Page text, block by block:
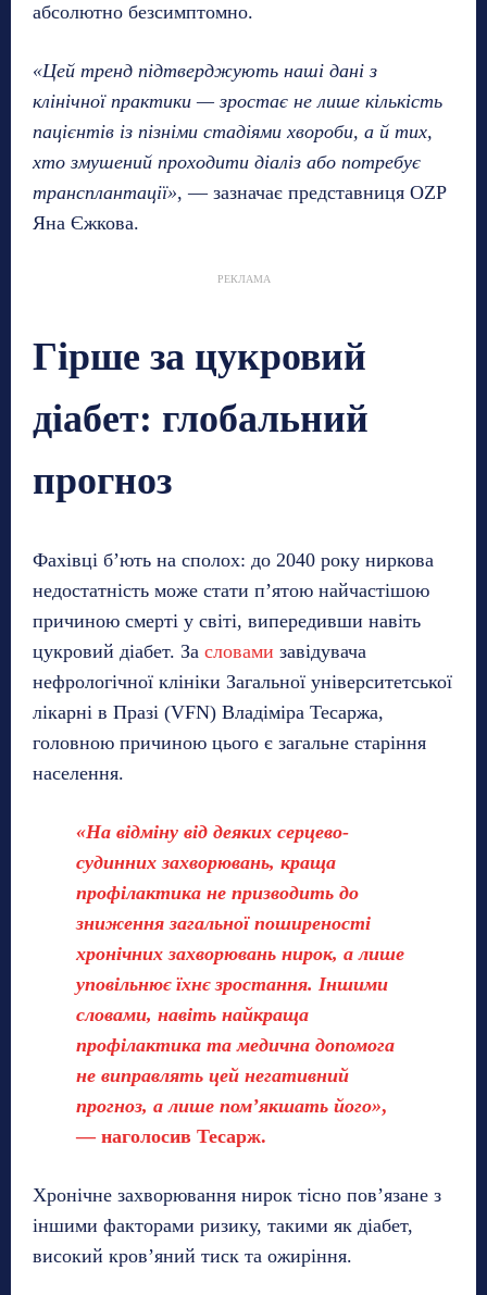
абсолютно безсимптомно.
«Цей тренд підтверджують наші дані з
клінічної практики — зростає не лише кількість
пацієнтів із пізніми стадіями хвороби, а й тих,
хто змушений проходити діаліз або потребує
трансплантації», — зазначає представниця OZP
Яна Єжкова.
РЕКЛАМА
Гірше за цукровий
діабет: глобальний
прогноз
Фахівці б’ють на сполох: до 2040 року ниркова
недостатність може стати п’ятою найчастішою
причиною смерті у світі, випередивши навіть
цукровий діабет. За словами завідувача
нефрологічної клініки Загальної університетської
лікарні в Празі (VFN) Владіміра Тесаржа,
головною причиною цього є загальне старіння
населення.
«На відміну від деяких серцево-
судинних захворювань, краща
профілактика не призводить до
зниження загальної поширеності
хронічних захворювань нирок, а лише
уповільнює їхнє зростання. Іншими
словами, навіть найкраща
профілактика та медична допомога
не виправлять цей негативний
прогноз, а лише пом’якшать його»,
— наголосив Тесарж.
Хронічне захворювання нирок тісно пов’язане з
іншими факторами ризику, такими як діабет,
високий кров’яний тиск та ожиріння.